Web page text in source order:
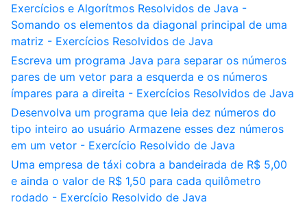
Exercícios e Algorítmos Resolvidos de Java -
Somando os elementos da diagonal principal de uma
matriz - Exercícios Resolvidos de Java
Escreva um programa Java para separar os números
pares de um vetor para a esquerda e os números
ímpares para a direita - Exercícios Resolvidos de Java
Desenvolva um programa que leia dez números do
tipo inteiro ao usuário Armazene esses dez números
em um vetor - Exercício Resolvido de Java
Uma empresa de táxi cobra a bandeirada de R$ 5,00
e ainda o valor de R$ 1,50 para cada quilômetro
rodado - Exercício Resolvido de Java